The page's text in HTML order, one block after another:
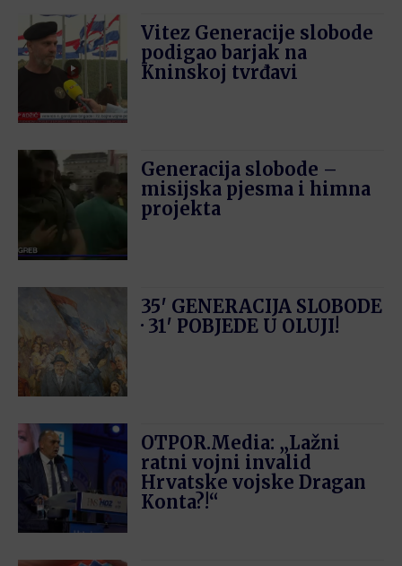
Vitez Generacije slobode
podigao barjak na
Kninskoj tvrđavi
Generacija slobode –
misijska pjesma i himna
projekta
35′ GENERACIJA SLOBODE
· 31′ POBJEDE U OLUJI!
OTPOR.Media: „Lažni
ratni vojni invalid
Hrvatske vojske Dragan
Konta?!“